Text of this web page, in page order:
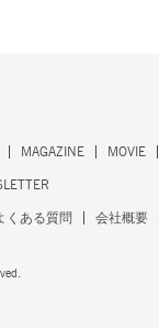
MAGAZINE MOVIE
くある質問 会社概要